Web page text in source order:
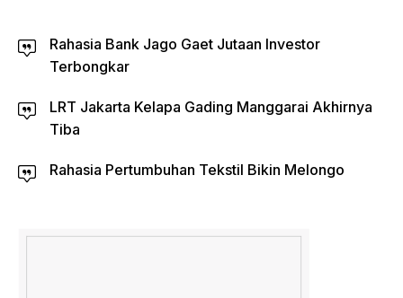
Rahasia Bank Jago Gaet Jutaan Investor
Terbongkar
LRT Jakarta Kelapa Gading Manggarai Akhirnya
Tiba
Rahasia Pertumbuhan Tekstil Bikin Melongo